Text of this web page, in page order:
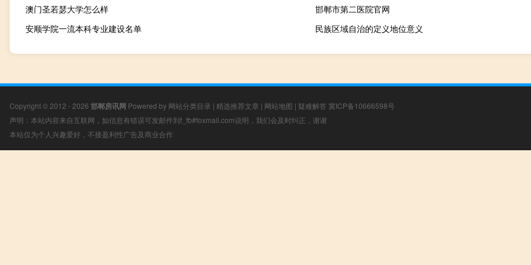
澳门圣若瑟大学怎么样
邯郸市第二医院官网
安顺学院一流本科专业建设名单
民族区域自治的定义地位意义
Copyright © 2012 - 2026 邯郸房讯网 Powered by 网站分类目录 | 精选推荐文章 | 网站地图 | 疑难解答 冀ICP备10666598号
声明：本站内容来自互联网，如信息有错误可发邮件到f_fb#foxmail.com说明，我们会及时纠正，谢谢
本站仅为个人兴趣爱好，不接盈利性广告及商业合作